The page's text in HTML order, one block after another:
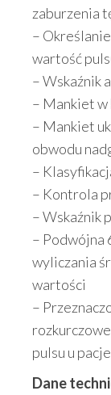
zaburzenia
–
wartość
– Wskaźnik
– Mankiet w
– Mankiet
obwodu
–
– Kontrola
– Wskaźnik
– Podwójna
wyliczania
wartości
–
pulsu u
Dane